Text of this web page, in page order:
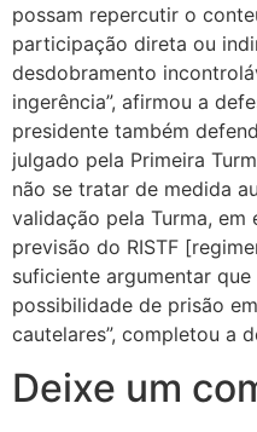
possam repercutir o
participação direta ou
desdobramento
ingerência”, afirmou a
presidente também
julgado pela Primeira
não se tratar de medida
validação pela Turma,
previsão do RISTF
suficiente argumentar
possibilidade de prisão
cautelares”, completou a
Deixe um